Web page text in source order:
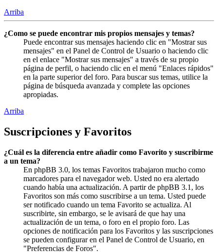
Arriba
¿Como se puede encontrar mis propios mensajes y temas?
Puede encontrar sus mensajes haciendo clic en "Mostrar sus
mensajes" en el Panel de Control de Usuario o haciendo clic
en el enlace "Mostrar sus mensajes" a través de su propio
página de perfil, o haciendo clic en el menú "Enlaces rápidos"
en la parte superior del foro. Para buscar sus temas, utilice la
página de búsqueda avanzada y complete las opciones
apropiadas.
Arriba
Suscripciones y Favoritos
¿Cuál es la diferencia entre añadir como Favorito y suscribirme
a un tema?
En phpBB 3.0, los temas Favoritos trabajaron mucho como
marcadores para el navegador web. Usted no era alertado
cuando había una actualización. A partir de phpBB 3.1, los
Favoritos son más como suscribirse a un tema. Usted puede
ser notificado cuando un tema Favorito se actualiza. Al
suscribirte, sin embargo, se le avisará de que hay una
actualización de un tema, o foro en el propio foro. Las
opciones de notificación para los Favoritos y las suscripciones
se pueden configurar en el Panel de Control de Usuario, en
"Preferencias de Foros".